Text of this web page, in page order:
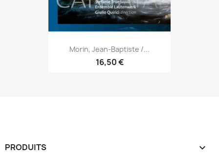
Morin, Jean-Baptiste /...
16,50 €
PRODUITS 